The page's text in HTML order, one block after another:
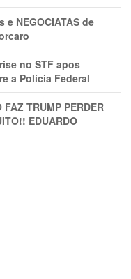
NEGOCIATAS de
no STF apos
a Polícia Federal
TRUMP PERDER
EDUARDO